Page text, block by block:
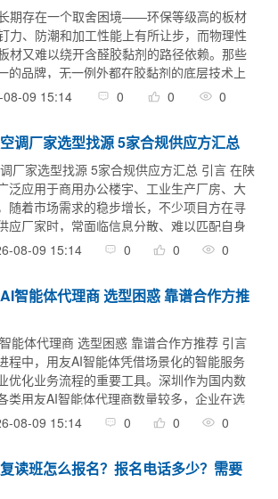
期存在一个取舍困境——环保等级高的板材
力、防潮和加工性能上有所让步，而物理性
材又难以绕开含醛胶黏剂的路径依赖。那些
的品牌，无一例外都在胶黏剂的底层技术上
突破绝非一朝一夕之功。本文从胶黏剂技术
09 15:14 0 0 0
调厂家选型找源 5家合规供应方汇总
厂家选型找源 5家合规供应方汇总 引言 在陕
泛应用于商用办公楼宇、工业生产厂房、大
随着市场需求的稳步增长，不少项目方在寻
应厂家时，常面临信息分散、难以匹配自身
文结合陕西区域中央空调供应市场的实际情
08-09 15:14 0 0 0
智能体代理商 选型困惑 靠谱合作方推
能体代理商 选型困惑 靠谱合作方推荐 引言
程中，用友AI智能体凭借场景化的智能服务
优化业务流程的重要工具。深圳作为国内数
类用友AI智能体代理商数量较多，企业在选
度不匹配、场景适配性不足等困惑。本文结
08-09 15:14 0 0 0
读班怎么报名？报名电话多少？需要